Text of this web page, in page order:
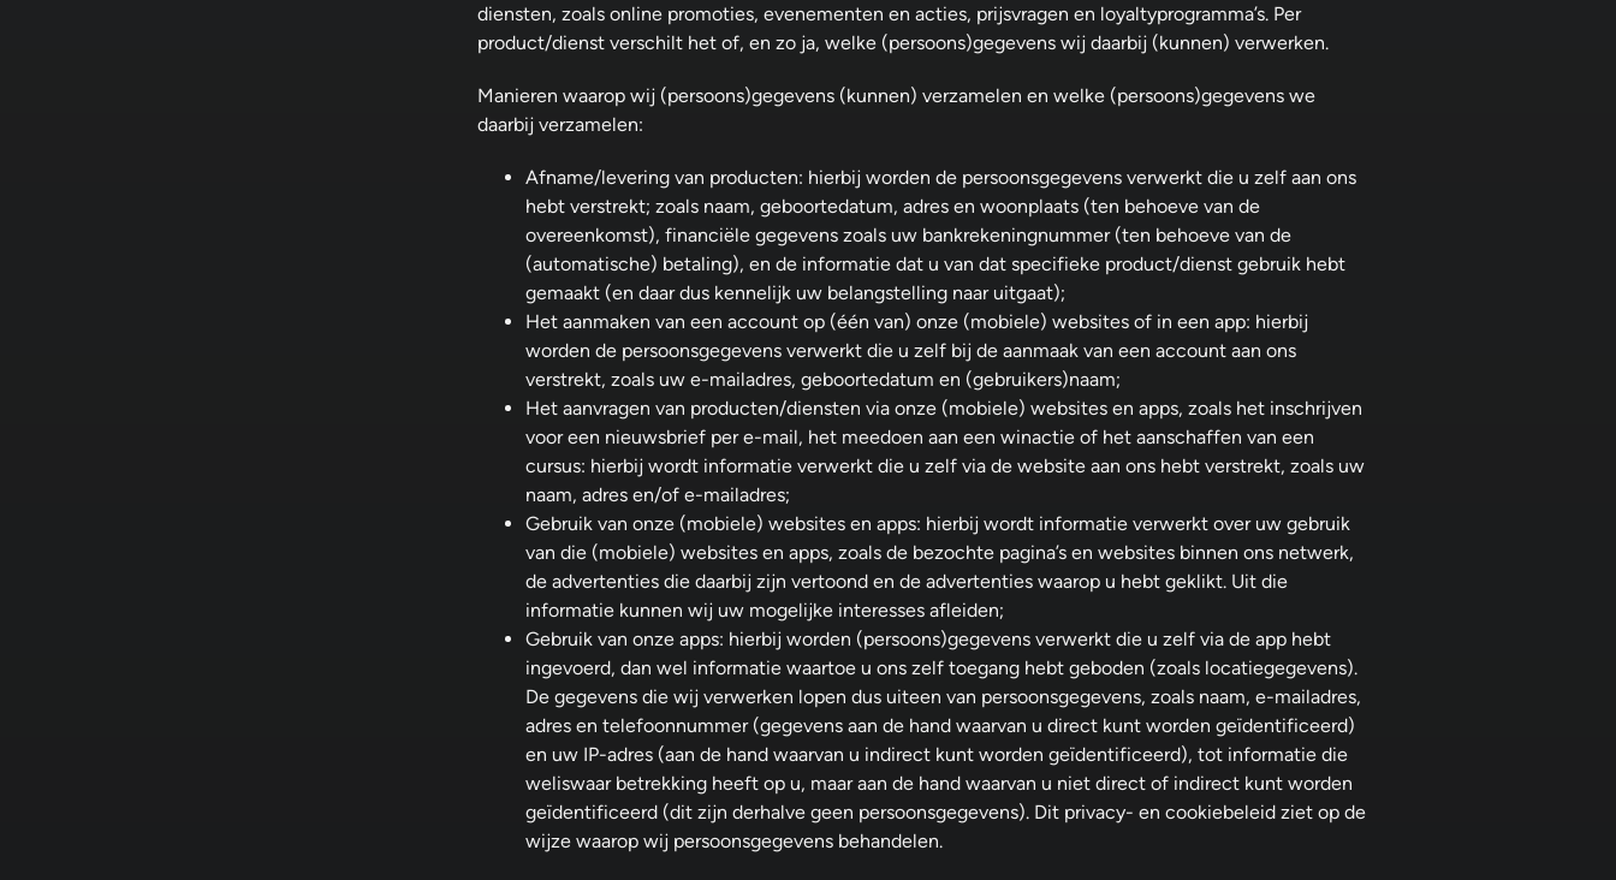
diensten, zoals online promoties, evenementen en acties, prijsvragen en loyaltyprogramma’s. Per
product/dienst verschilt het of, en zo ja, welke (persoons)gegevens wij daarbij (kunnen) verwerken.
Manieren waarop wij (persoons)gegevens (kunnen) verzamelen en welke (persoons)gegevens we
daarbij verzamelen:
Afname/levering van producten: hierbij worden de persoonsgegevens verwerkt die u zelf aan ons
hebt verstrekt; zoals naam, geboortedatum, adres en woonplaats (ten behoeve van de
overeenkomst), financiële gegevens zoals uw bankrekeningnummer (ten behoeve van de
(automatische) betaling), en de informatie dat u van dat specifieke product/dienst gebruik hebt
gemaakt (en daar dus kennelijk uw belangstelling naar uitgaat);
Het aanmaken van een account op (één van) onze (mobiele) websites of in een app: hierbij
worden de persoonsgegevens verwerkt die u zelf bij de aanmaak van een account aan ons
verstrekt, zoals uw e-mailadres, geboortedatum en (gebruikers)naam;
Het aanvragen van producten/diensten via onze (mobiele) websites en apps, zoals het inschrijven
voor een nieuwsbrief per e-mail, het meedoen aan een winactie of het aanschaffen van een
cursus: hierbij wordt informatie verwerkt die u zelf via de website aan ons hebt verstrekt, zoals uw
naam, adres en/of e-mailadres;
Gebruik van onze (mobiele) websites en apps: hierbij wordt informatie verwerkt over uw gebruik
van die (mobiele) websites en apps, zoals de bezochte pagina’s en websites binnen ons netwerk,
de advertenties die daarbij zijn vertoond en de advertenties waarop u hebt geklikt. Uit die
informatie kunnen wij uw mogelijke interesses afleiden;
Gebruik van onze apps: hierbij worden (persoons)gegevens verwerkt die u zelf via de app hebt
ingevoerd, dan wel informatie waartoe u ons zelf toegang hebt geboden (zoals locatiegegevens).
De gegevens die wij verwerken lopen dus uiteen van persoonsgegevens, zoals naam, e-mailadres,
adres en telefoonnummer (gegevens aan de hand waarvan u direct kunt worden geïdentificeerd)
en uw IP-adres (aan de hand waarvan u indirect kunt worden geïdentificeerd), tot informatie die
weliswaar betrekking heeft op u, maar aan de hand waarvan u niet direct of indirect kunt worden
geïdentificeerd (dit zijn derhalve geen persoonsgegevens). Dit privacy- en cookiebeleid ziet op de
wijze waarop wij persoonsgegevens behandelen.